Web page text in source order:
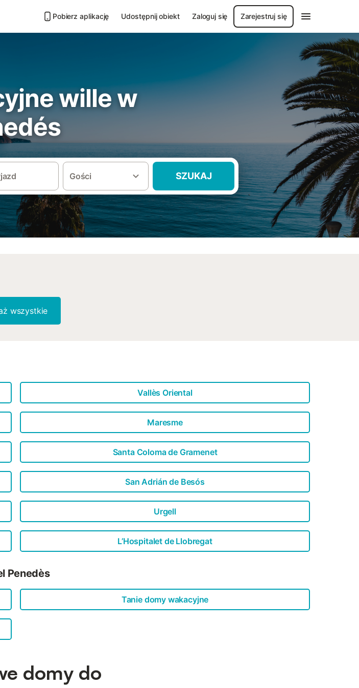
Pobierz aplikację Udostępnij obiekt Zaloguj się Zarejestruj się
wille w
Gości SZUKAJ
wszystkie
Vallès Oriental
Maresme
Santa Coloma de Gramenet
San Adrián de Besós
Urgell
L’Hospitalet de Llobregat
Penedès
Tanie domy wakacyjne
domy do